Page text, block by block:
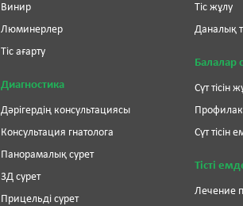
Винир
Люминерлер
Тіс ағарту
Диагностика
Дәрігердің консультациясы
Консультация гнатолога
Панорамалық сурет
3Д сурет
Прицельді сурет
Тіс жұлу
Даналық
Балалар
Сүт тісін
Сүт тісін
Тісті
Лечение